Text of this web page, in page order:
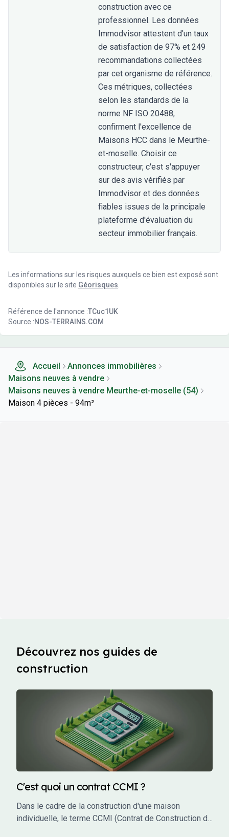
construction avec ce
professionnel. Les données
Immodvisor attestent d'un taux
de satisfaction de 97% et 249
recommandations collectées
par cet organisme de référence.
Ces métriques, collectées
selon les standards de la
norme NF ISO 20488,
confirment l'excellence de
Maisons HCC dans le Meurthe-
et-moselle. Choisir ce
constructeur, c'est s'appuyer
sur des avis vérifiés par
Immodvisor et des données
fiables issues de la principale
plateforme d'évaluation du
secteur immobilier français.
Les informations sur les risques auxquels ce bien est exposé sont
disponibles sur le site Géorisques
Référence de l'annonce :TCuc1UK
Source :NOS-TERRAINS.COM
Accueil
Annonces immobilières
Maisons neuves à vendre
Maisons neuves à vendre Meurthe-et-moselle (54)
Maison 4 pièces - 94m²
Découvrez nos guides de
construction
C'est quoi un contrat CCMI ?
Dans le cadre de la construction d'une maison
individuelle, le terme CCMI (Contrat de Construction de